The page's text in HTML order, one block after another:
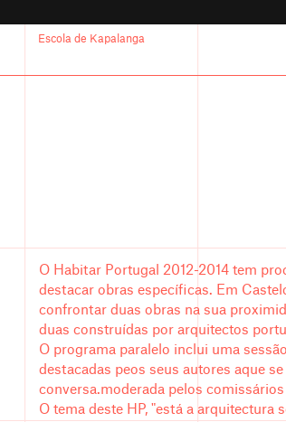
Escola de Kapalanga
O Habitar Portugal 2012-2014 tem
destacar obras específicas. Em
confrontar duas obras na sua
duas construídas por arquitectos
O programa paralelo inclui uma
destacadas peos seus autores aque
conversa.moderada pelos
O tema deste HP, "está a arquitectura